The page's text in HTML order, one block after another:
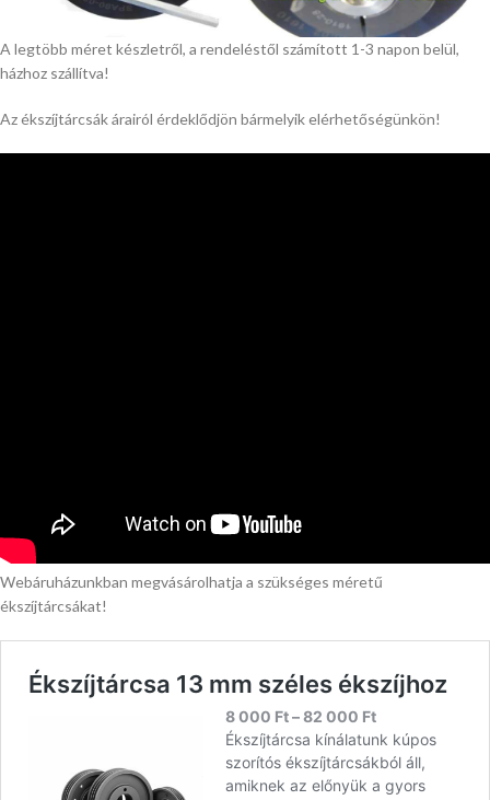
A legtöbb méret készletről, a rendeléstől számított 1-3 napon belül,
házhoz szállítva!
Az ékszíjtárcsák árairól érdeklődjön bármelyik elérhetőségünkön!
Webáruházunkban megvásárolhatja a szükséges méretű
ékszíjtárcsákat!